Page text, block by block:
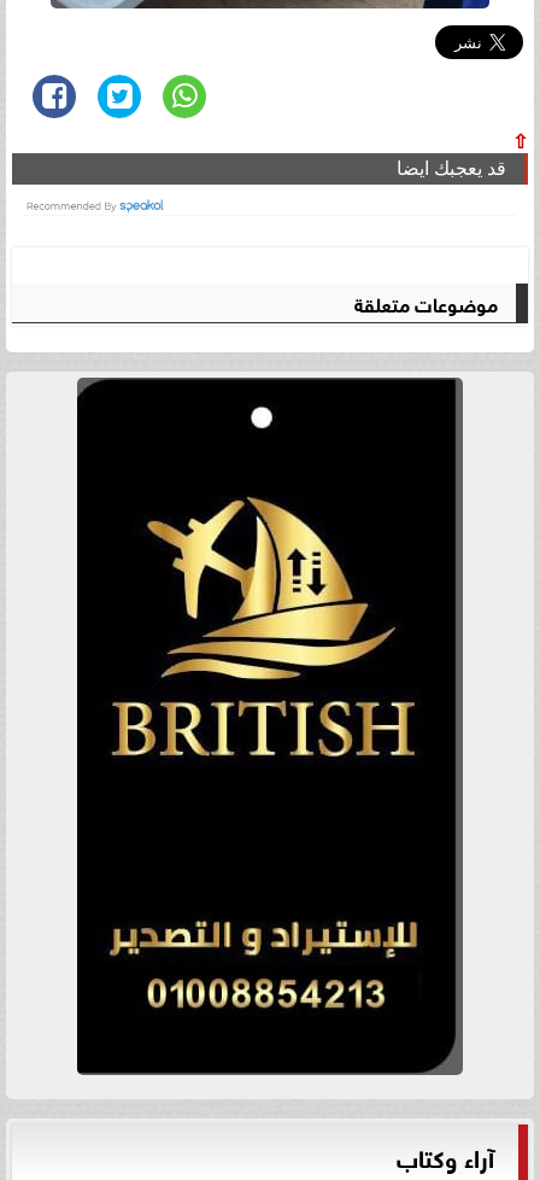
⇧
قد يعجبك ايضا
موضوعات متعلقة
آراء وكتاب